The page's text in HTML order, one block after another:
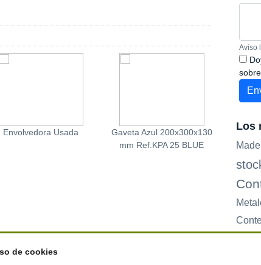
Envolvedora Usada
Gaveta Azul 200x300x130
mm Ref.KPA 25 BLUE
Caja
x 40
Aviso
Los
de cookies